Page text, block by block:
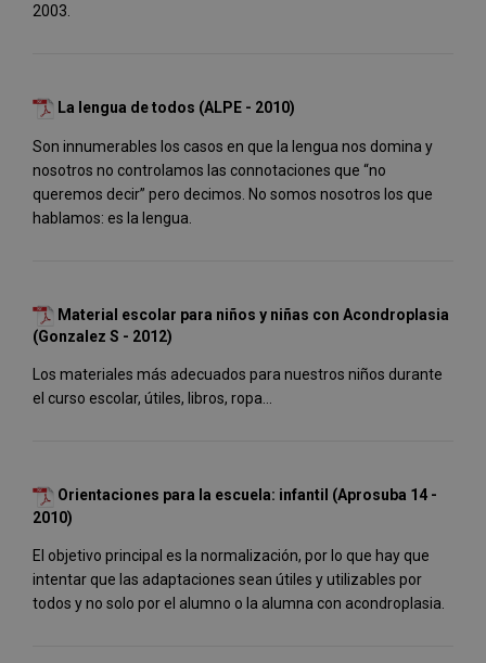
2003.
La lengua de todos (ALPE - 2010)
Son innumerables los casos en que la lengua nos domina y
nosotros no controlamos las connotaciones que “no
queremos decir” pero decimos. No somos nosotros los que
hablamos: es la lengua.
Material escolar para niños y niñas con Acondroplasia
(Gonzalez S - 2012)
Los materiales más adecuados para nuestros niños durante
el curso escolar, útiles, libros, ropa...
Orientaciones para la escuela: infantil (Aprosuba 14 -
2010)
El objetivo principal es la normalización, por lo que hay que
intentar que las adaptaciones sean útiles y utilizables por
todos y no solo por el alumno o la alumna con acondroplasia.